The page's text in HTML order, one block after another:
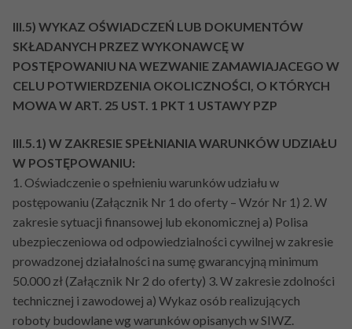
III.5) WYKAZ OŚWIADCZEŃ LUB DOKUMENTÓW
SKŁADANYCH PRZEZ WYKONAWCĘ W
POSTĘPOWANIU NA WEZWANIE ZAMAWIAJACEGO W
CELU POTWIERDZENIA OKOLICZNOŚCI, O KTÓRYCH
MOWA W ART. 25 UST. 1 PKT 1 USTAWY PZP
III.5.1) W ZAKRESIE SPEŁNIANIA WARUNKÓW UDZIAŁU
W POSTĘPOWANIU:
1. Oświadczenie o spełnieniu warunków udziału w
postępowaniu (Załącznik Nr 1 do oferty – Wzór Nr 1) 2. W
zakresie sytuacji finansowej lub ekonomicznej a) Polisa
ubezpieczeniowa od odpowiedzialności cywilnej w zakresie
prowadzonej działalności na sumę gwarancyjną minimum
50.000 zł (Załącznik Nr 2 do oferty) 3. W zakresie zdolności
technicznej i zawodowej a) Wykaz osób realizujących
roboty budowlane wg warunków opisanych w SIWZ.